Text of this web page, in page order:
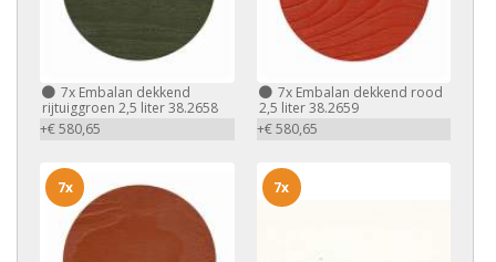
7x Embalan dekkend
rijtuiggroen 2,5 liter 38.2658
+€ 580,65
7xEmbalan dekkend rood
2,5 liter 38.2659
+€ 580,65
7x 7x